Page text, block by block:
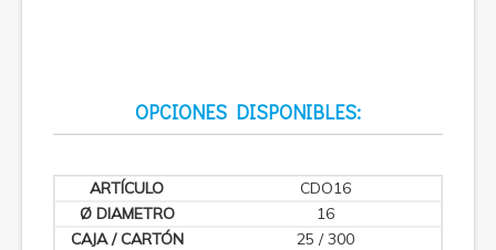
OPCIONES DISPONIBLES:
CDO16
16
25 / 300